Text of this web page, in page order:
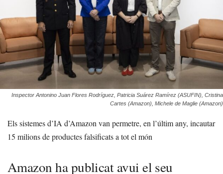
Inspector Antonino Juan Flores Rodríguez, Patricia Suárez Ramírez (ASUFIN), Cristina
Cartes (Amazon), Michele de Maglie (Amazon)
Els sistemes d’IA d’Amazon van permetre, en l’últim any, incautar
15 milions de productes falsificats a tot el món
Amazon ha publicat avui el seu